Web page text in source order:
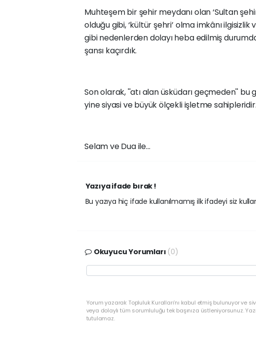
Muhteşem bir şehir meydanı olan ‘Sultan
olduğu gibi, ‘kültür şehri’ olma imkânı
gibi nedenlerden dolayı heba edilmiş
şansı kaçırdık.
Son olarak, ''atı alan üsküdarı geçmeden''
yine siyasi ve büyük ölçekli işletme sahipleridir.
Selam ve Dua ile...
Yazıya ifade bırak !
Bu yazıya hiç ifade kullanılmamış ilk ifadeyi siz
Okuyucu Yorumları (0)
Yorum yazarak Topluluk Kuralları’nı kabul etmiş bulunuyor ve
veya dolaylı tüm sorumluluğu tek başınıza üstleniyorsunuz.
tutulamaz.